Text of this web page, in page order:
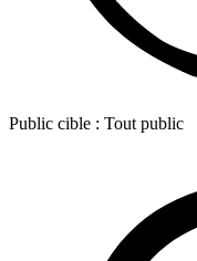
Public cible : Tout public